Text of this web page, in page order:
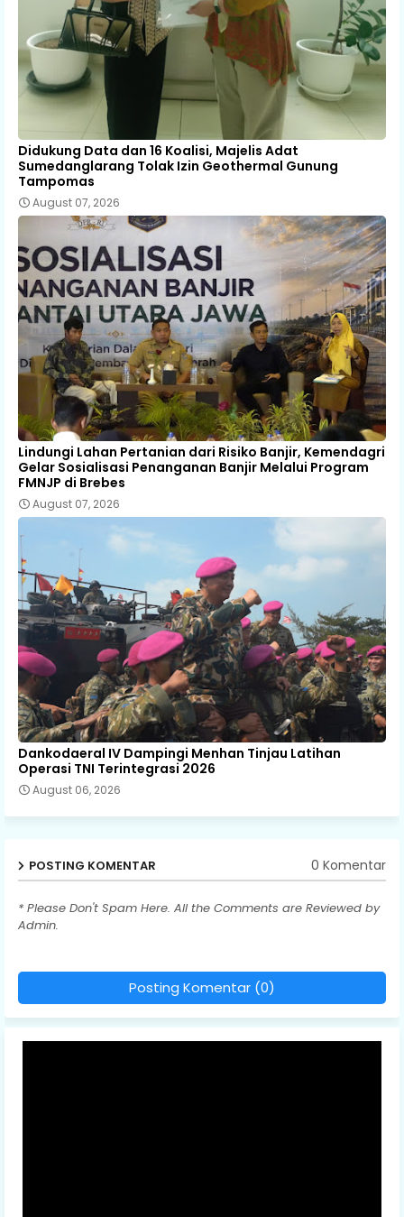
Didukung Data dan 16 Koalisi, Majelis Adat
Sumedanglarang Tolak Izin Geothermal Gunung
Tampomas
August 07, 2026
Lindungi Lahan Pertanian dari Risiko Banjir, Kemendagri
Gelar Sosialisasi Penanganan Banjir Melalui Program
FMNJP di Brebes
August 07, 2026
Dankodaeral IV Dampingi Menhan Tinjau Latihan
Operasi TNI Terintegrasi 2026
August 06, 2026
POSTING KOMENTAR 0 Komentar
* Please Don't Spam Here. All the Comments are Reviewed by
Admin.
Posting Komentar (0)